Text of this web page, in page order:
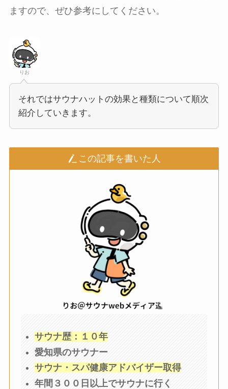
ますので、ぜひ参考にしてください。
りお
それではサウナハットの効果と種類について順次
紹介していきます。
この記事を書いた人
サウナ歴：１０年
愛知県のサウナー
サウナ・スパ健康アドバイザー取得
年間３００日以上でサウナに行く